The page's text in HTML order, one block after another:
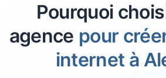
Pourquoi
agence pour
internet à